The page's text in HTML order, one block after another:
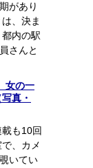
があり
、決ま
内の駅
さんと
の一
真・
も10回
、カメ
いてい